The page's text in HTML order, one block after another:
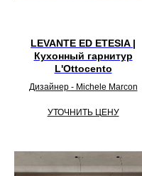
LEVANTE ED ETESIA |
Кухонный гарнитур
L'Ottocento
Дизайнер - Michele Marcon
УТОЧНИТЬ ЦЕНУ